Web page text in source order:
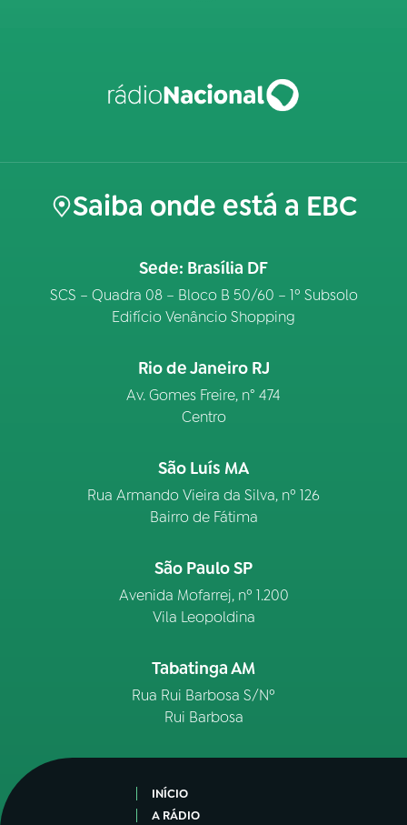
Saiba onde está a EBC
Sede: Brasília DF
SCS – Quadra 08 – Bloco B 50/60 – 1º Subsolo
Edifício Venâncio Shopping
Rio de Janeiro RJ
Av. Gomes Freire, n° 474
Centro
São Luís MA
Rua Armando Vieira da Silva, nº 126
Bairro de Fátima
São Paulo SP
Avenida Mofarrej, nº 1.200
Vila Leopoldina
Tabatinga AM
Rua Rui Barbosa S/Nº
Rui Barbosa
INÍCIO
A RÁDIO